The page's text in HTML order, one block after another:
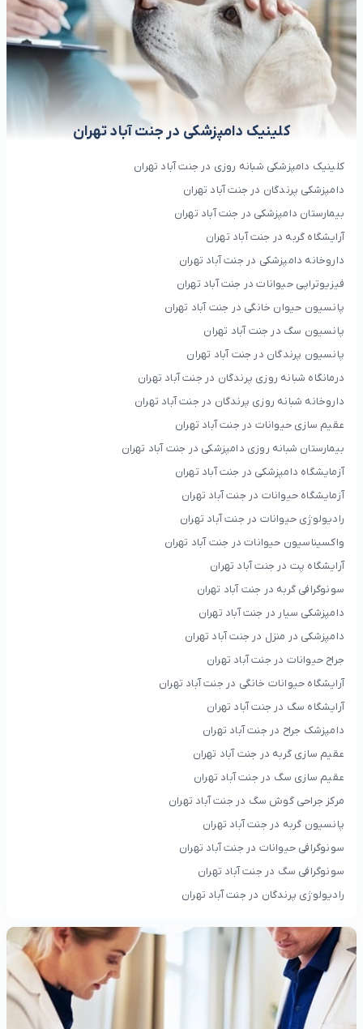
کلینیک دامپزشکی در جنت آباد تهران
کلینیک دامپزشکی شبانه روزی در جنت آباد تهران
دامپزشکی پرندگان در جنت آباد تهران
بیمارستان دامپزشکی در جنت آباد تهران
آرایشگاه گربه در جنت آباد تهران
داروخانه دامپزشکی در جنت آباد تهران
فیزیوتراپی حیوانات در جنت آباد تهران
پانسیون حیوان خانگی در جنت آباد تهران
پانسیون سگ در جنت آباد تهران
پانسیون پرندگان در جنت آباد تهران
درمانگاه شبانه روزی پرندگان در جنت آباد تهران
داروخانه شبانه روزی پرندگان در جنت آباد تهران
عقیم سازی حیوانات در جنت آباد تهران
بیمارستان شبانه روزی دامپزشکی در جنت آباد تهران
آزمایشگاه دامپزشکی در جنت آباد تهران
آزمایشگاه حیوانات در جنت آباد تهران
رادیولوژی حیوانات در جنت آباد تهران
واکسیناسیون حیوانات در جنت آباد تهران
آرایشگاه پت در جنت آباد تهران
سونوگرافی گربه در جنت آباد تهران
دامپزشکی سیار در جنت آباد تهران
دامپزشکی در منزل در جنت آباد تهران
جراح حیوانات در جنت آباد تهران
آرایشگاه حیوانات خانگی در جنت آباد تهران
آرایشگاه سگ در جنت آباد تهران
دامپزشک جراح در جنت آباد تهران
عقیم سازی گربه در جنت آباد تهران
عقیم سازی سگ در جنت آباد تهران
مرکز جراحی گوش سگ در جنت آباد تهران
پانسیون گربه در جنت آباد تهران
سونوگرافی حیوانات در جنت آباد تهران
سونوگرافی سگ در جنت آباد تهران
رادیولوژی پرندگان در جنت آباد تهران